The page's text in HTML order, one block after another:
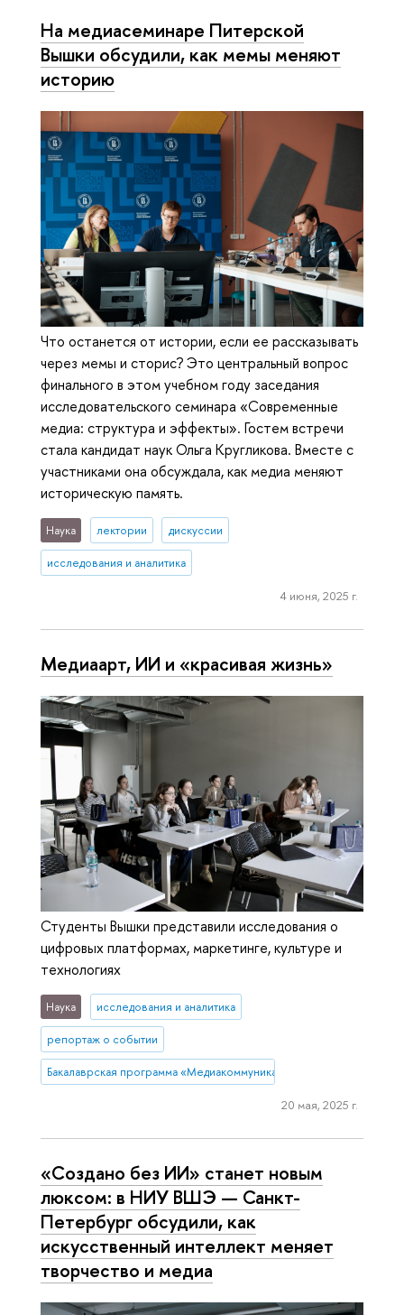
На медиасеминаре Питерской
Вышки обсудили, как мемы меняют
историю
Что останется от истории, если ее рассказывать
через мемы и сторис? Это центральный вопрос
финального в этом учебном году заседания
исследовательского семинара «Современные
медиа: структура и эффекты». Гостем встречи
стала кандидат наук Ольга Кругликова. Вместе с
участниками она обсуждала, как медиа меняют
историческую память.
Наука лектории дискуссии
исследования и аналитика
4 июня, 2025 г.
Медиаарт, ИИ и «красивая жизнь»
Студенты Вышки представили исследования о
цифровых платформах, маркетинге, культуре и
технологиях
Наука исследования и аналитика
репортаж о событии
Бакалаврская программа «Медиакоммуникации»
20 мая, 2025 г.
«Создано без ИИ» станет новым
люксом: в НИУ ВШЭ — Санкт-
Петербург обсудили, как
искусственный интеллект меняет
творчество и медиа